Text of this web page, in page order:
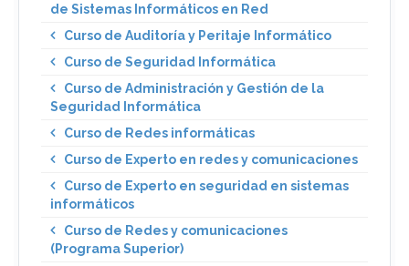
de Sistemas Informáticos en Red
Curso de Auditoría y Peritaje Informático
Curso de Seguridad Informática
Curso de Administración y Gestión de la
Seguridad Informática
Curso de Redes informáticas
Curso de Experto en redes y comunicaciones
Curso de Experto en seguridad en sistemas
informáticos
Curso de Redes y comunicaciones
(Programa Superior)